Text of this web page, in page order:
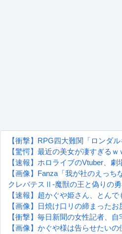
【衝撃】RPG四大難関「ロンダ
【驚愕】最近の美女が凄すぎる
【速報】ホロライブのVtuber、
【画像】Fanza「我が社のえっ
クレバテスⅡ-魔獣の王と偽りの
【速報】超かぐや姫さん、とん
【画像】日焼け口リの締まった
【衝撃】毎日新聞の女性記者、
【画像】かぐや様は告らせたい